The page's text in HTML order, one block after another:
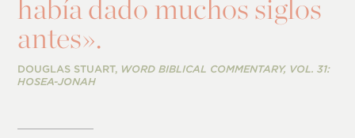
había dado muchos siglos
antes».
DOUGLAS STUART, WORD BIBLICAL COMMENTARY, VOL. 31:
HOSEA-JONAH